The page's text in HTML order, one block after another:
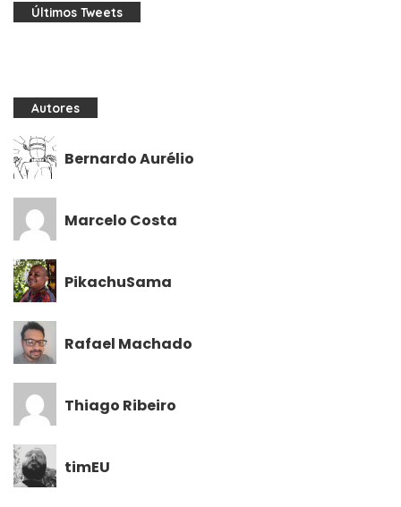
Últimos Tweets
Autores
Bernardo Aurélio
Marcelo Costa
PikachuSama
Rafael Machado
Thiago Ribeiro
timEU